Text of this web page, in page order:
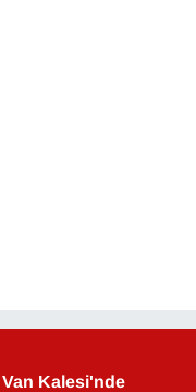
Kalesi'nde